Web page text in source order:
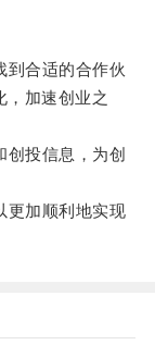
合适的合作伙
，加速创业之
投信息，为创
加顺利地实现